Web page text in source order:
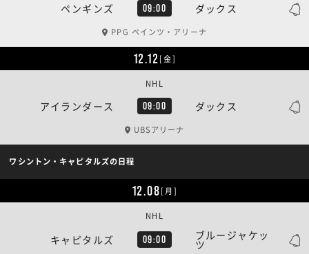
ペンギンズ 09:00 ダックス
PPG ペインツ・アリーナ
12.12[金]
アイランダース 09:00 ダックス
NHL
UBSアリーナ
ワシントン・キャピタルズの日程
12.08[月]
キャピタルズ 09:00 ブルージャケッ
ツ
NHL